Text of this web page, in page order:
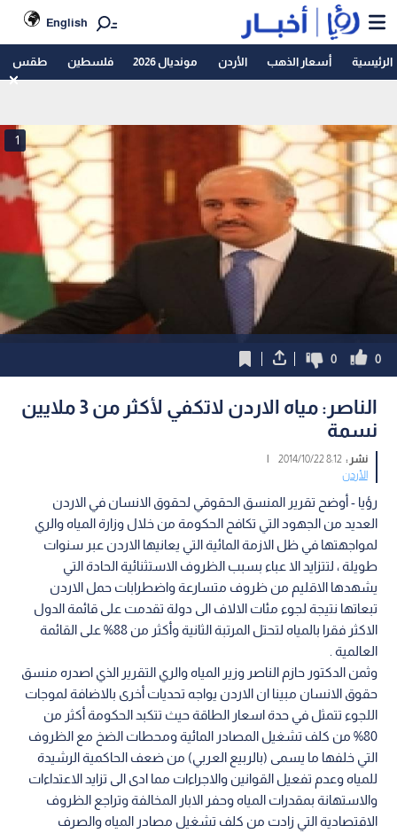
English
الرئيسية أسعار الذهب الأردن مونديال 2026 فلسطين طقس
1
0
0
الناصر: مياه الاردن لاتكفي لأكثر من 3 ملايين
نسمة
نشر :8:12 2014/10/22
|
الأردن
رؤيا - أوضح تقرير المنسق الحقوقي لحقوق الانسان في الاردن
العديد من الجهود التي تكافح الحكومة من خلال وزارة المياه والري
لمواجهتها في ظل الازمة المائية التي يعانيها الاردن عبر سنوات
طويلة ، لتتزايد الا عباء بسبب الظروف الاستثنائية الحادة التي
يشهدها الاقليم من ظروف متسارعة واضطرابات حمل الاردن
تبعاتها نتيجة لجوء مئات الالاف الى دولة تقدمت على قائمة الدول
الاكثر فقرا بالمياه لتحتل المرتبة الثانية وأكثر من 88% على القائمة
العالمية .
وثمن الدكتور حازم الناصر وزير المياه والري التقرير الذي اصدره منسق
حقوق الانسان مبينا ان الاردن يواجه تحديات أخرى بالاضافة لموجات
اللجوء تتمثل في حدة اسعار الطاقة حيث تتكبد الحكومة أكثر من
80% من كلف تشغيل المصادر المائية ومحطات الضخ مع الظروف
التي خلفها ما يسمى (بالربيع العربي) من ضعف الحاكمية الرشيدة
للمياه وعدم تفعيل القوانين والاجراءات مما ادى الى تزايد الاعتداءات
والاستهانة بمقدرات المياه وحفر الابار المخالفة وتراجع الظروف
الاقتصادية التي زادت من كلف تشغيل مصادر المياه والصرف